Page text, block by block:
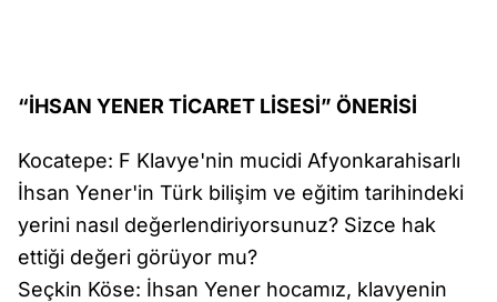
“İHSAN YENER TİCARET LİSESİ” ÖNERİSİ
Kocatepe: F Klavye'nin mucidi Afyonkarahisarlı
İhsan Yener'in Türk bilişim ve eğitim tarihindeki
yerini nasıl değerlendiriyorsunuz? Sizce hak
ettiği değeri görüyor mu?
Seçkin Köse: İhsan Yener hocamız, klavyenin